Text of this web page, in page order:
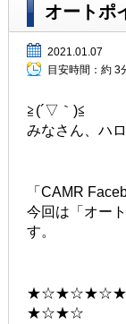
オートポ
2021.01.07
目安時間： 約 3
≧(´▽｀)≦
みなさん、ハ
「CAMR
今回は「オー
す。
★☆★☆